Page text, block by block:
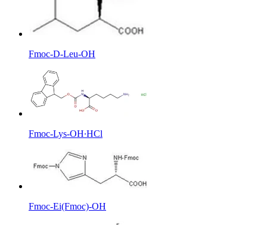
Fmoc-D-Leu-OH
Fmoc-Lys-OH∙HCl
Fmoc-Ei(Fmoc)-OH